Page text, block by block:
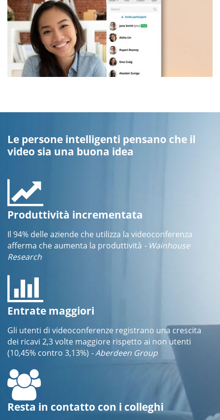
Le persone intelligenti pensano che il
video sia una buona idea
Produttività incrementata
Il 94% delle aziende che utilizza la videoconferenza
afferma che aumenta la produttività - Wainhouse
Research
Entrate maggiori
Gli utenti di videoconferenze registrano una crescita
dei ricavi 2,3 volte maggiore rispetto ai non utenti
(10,45% contro 3,13%) - Aberdeen Group
Resta in contatto con i colleghi